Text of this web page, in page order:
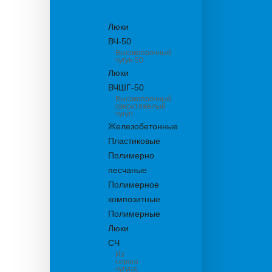
Люки
ВЧ-50
Высокопрочный
чугун 50
Люки
ВЧШГ-50
Высокопрочный
сверхтяжелый
чугун
Железобетонные
Пластиковые
Полимерно
песчаные
Полимерное
композитные
Полимерные
Люки
СЧ
Из
серого
чугуна